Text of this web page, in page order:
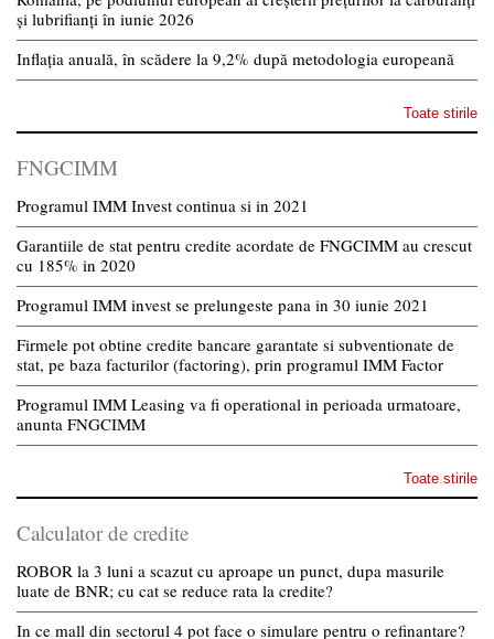
și lubrifianți în iunie 2026
Inflația anuală, în scădere la 9,2% după metodologia europeană
Toate stirile
FNGCIMM
Programul IMM Invest continua si in 2021
Garantiile de stat pentru credite acordate de FNGCIMM au crescut
cu 185% in 2020
Programul IMM invest se prelungeste pana in 30 iunie 2021
Firmele pot obtine credite bancare garantate si subventionate de
stat, pe baza facturilor (factoring), prin programul IMM Factor
Programul IMM Leasing va fi operational in perioada urmatoare,
anunta FNGCIMM
Toate stirile
Calculator de credite
ROBOR la 3 luni a scazut cu aproape un punct, dupa masurile
luate de BNR; cu cat se reduce rata la credite?
In ce mall din sectorul 4 pot face o simulare pentru o refinantare?